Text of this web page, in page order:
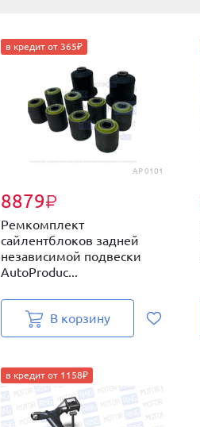
AP 0101
8879₽
в кредит от 365₽
Ремкомплект
сайлентблоков задней
независимой подвески
AutoProduc...
В корзину
в кредит от 1158₽